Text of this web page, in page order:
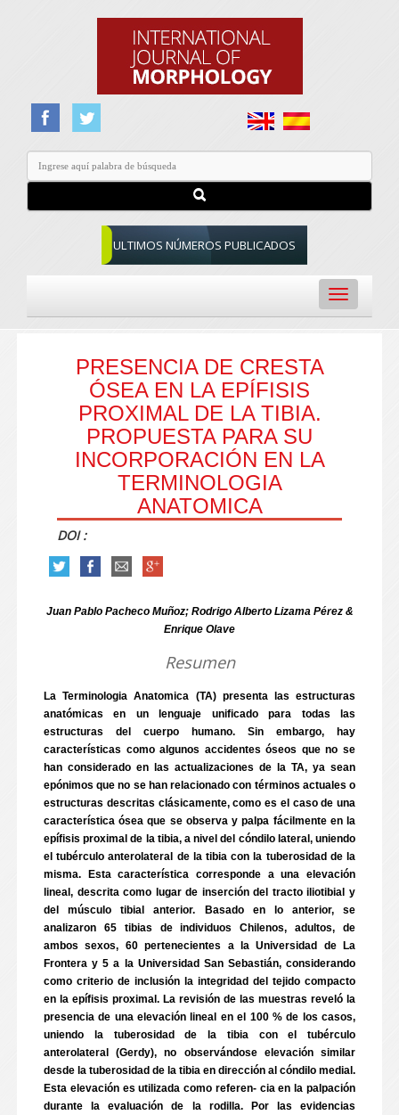
ULTIMOS NÚMEROS PUBLICADOS
Toggle
navigation
PRESENCIA DE CRESTA
ÓSEA EN LA EPÍFISIS
PROXIMAL DE LA TIBIA.
PROPUESTA PARA SU
INCORPORACIÓN EN LA
TERMINOLOGIA
ANATOMICA
DOI :
Juan Pablo Pacheco Muñoz; Rodrigo Alberto Lizama Pérez &
Enrique Olave
Resumen
La Terminologia Anatomica (TA) presenta las estructuras
anatómicas en un lenguaje unificado para todas las
estructuras del cuerpo humano. Sin embargo, hay
características como algunos accidentes óseos que no se
han considerado en las actualizaciones de la TA, ya sean
epónimos que no se han relacionado con términos actuales o
estructuras descritas clásicamente, como es el caso de una
característica ósea que se observa y palpa fácilmente en la
epífisis proximal de la tibia, a nivel del cóndilo lateral, uniendo
el tubérculo anterolateral de la tibia con la tuberosidad de la
misma. Esta característica corresponde a una elevación
lineal, descrita como lugar de inserción del tracto iliotibial y
del músculo tibial anterior. Basado en lo anterior, se
analizaron 65 tibias de individuos Chilenos, adultos, de
ambos sexos, 60 pertenecientes a la Universidad de La
Frontera y 5 a la Universidad San Sebastián, considerando
como criterio de inclusión la integridad del tejido compacto
en la epífisis proximal. La revisión de las muestras reveló la
presencia de una elevación lineal en el 100 % de los casos,
uniendo la tuberosidad de la tibia con el tubérculo
anterolateral (Gerdy), no observándose elevación similar
desde la tuberosidad de la tibia en dirección al cóndilo medial.
Esta elevación es utilizada como referen- cia en la palpación
durante la evaluación de la rodilla. Por las evidencias